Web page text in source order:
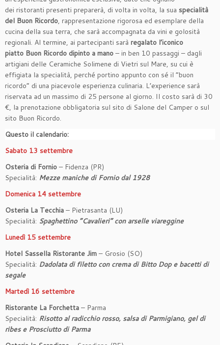
dei ristoranti presenti preparerà, di volta in volta, la sua specialità
del Buon Ricordo, rappresentazione rigorosa ed esemplare della
cucina della sua terra, che sarà accompagnata da vini e golosità
regionali. Al termine, ai partecipanti sarà regalato l’iconico
piatto Buon Ricordo dipinto a mano – in ben 10 passaggi – dagli
artigiani delle Ceramiche Solimene di Vietri sul Mare, su cui è
effigiata la specialità, perché portino appunto con sé il “buon
ricordo” di una piacevole esperienza culinaria. L’experience sarà
riservata ad un massimo di 25 persone al giorno. Il costo sarà di 30
€, la prenotazione obbligatoria sul sito di Salone del Camper o sul
sito Buon Ricordo.
Questo il calendario:
Sabato 13 settembre
Osteria di Fornio – Fidenza (PR)
Specialità: Mezze maniche di Fornio dal 1928
Domenica 14 settembre
Osteria La Tecchia – Pietrasanta (LU)
Specialità: Spaghettino “Cavalieri” con arselle viareggine
Lunedì 15 settembre
Hotel Sassella Ristorante Jim – Grosio (SO)
Specialità: Dadolata di filetto con crema di Bitto Dop e bacetti di
segale
Martedì 16 settembre
Ristorante La Forchetta – Parma
Specialità: Risotto al radicchio rosso, salsa di Parmigiano, gel di
ribes e Prosciutto di Parma